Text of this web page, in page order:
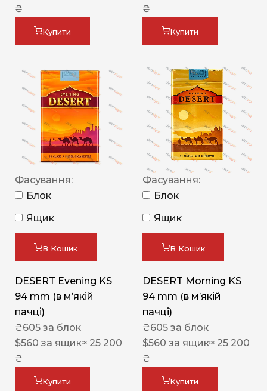
₴
Купити
₴
Купити
Фасування:
Блок
Ящик
В Кошик
DESERT Evening KS
94 mm (в мʼякій
пачці)
₴605 за блок
$560 за ящик≈ 25 200
₴
Купити
Фасування:
Блок
Ящик
В Кошик
DESERT Morning KS
94 mm (в мʼякій
пачці)
₴605 за блок
$560 за ящик≈ 25 200
₴
Купити